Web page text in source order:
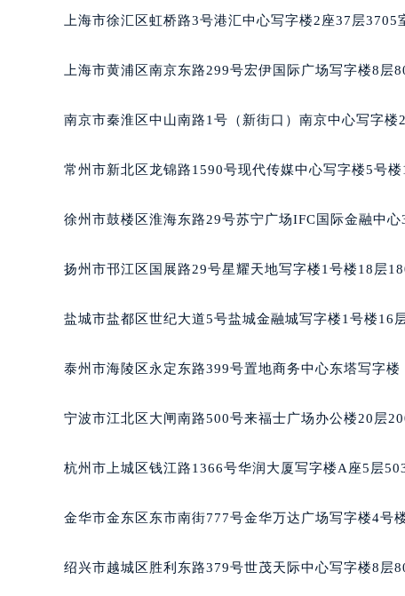
郑州市二七区铭功路10号华润大厦写
沈阳市沈河区中街路137号亨得利名
乌鲁木齐市天山区红山路26号时代广
哈尔滨市道里区友谊西路600号富力
佛山市禅城区季华五路57号万科金融
无锡市梁溪区人民中路139号恒隆广
苏州市苏州工业园区星港街199号苏
南宁市青秀区金湖路59号地王大厦12
泉州市丰泽区宝洲路729号浦西万达
烟台市芝罘区胜利路139号万达金融中
贵阳市南明区都司高架桥路33号亨特
石家庄市长安区中山东路39号勒泰中
上海市徐汇区虹桥路3号港汇中心写字楼2座37层3705
上海市黄浦区南京东路299号宏伊国际广场写字楼8层
南京市秦淮区中山南路1号（新街口）南京中心写字楼
常州市新北区龙锦路1590号现代传媒中心写字楼5号楼
徐州市鼓楼区淮海东路29号苏宁广场IFC国际金融中心
扬州市邗江区国展路29号星耀天地写字楼1号楼18层
盐城市盐都区世纪大道5号盐城金融城写字楼1号楼16
泰州市海陵区永定东路399号置地商务中心东塔写字
宁波市江北区大闸南路500号来福士广场办公楼20层
杭州市上城区钱江路1366号华润大厦写字楼A座5层
金华市金东区东市南街777号金华万达广场写字楼4号
绍兴市越城区胜利东路379号世茂天际中心写字楼8层